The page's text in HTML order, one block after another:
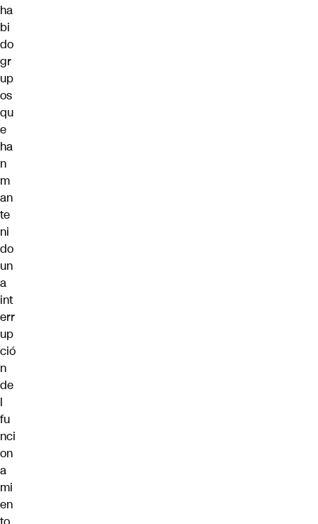
ha
bi
do
gr
up
os
qu
e
ha
n
m
an
te
ni
do
un
a
int
err
up
ció
n
de
l
fu
nci
on
a
mi
en